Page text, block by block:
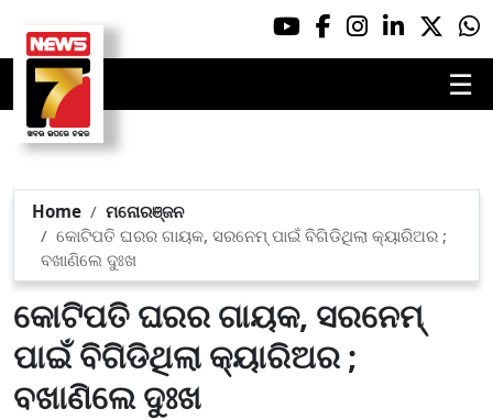
☰
Home
ମନୋରଞ୍ଜନ
କୋଟିପତି ଘରର ଗାୟକ, ସରନେମ୍ ପାଇଁ ବିଗିଡିଥିଲା କ୍ୟାରିଅର ;
ବଖାଣିଲେ ଦୁଃଖ
କୋଟିପତି ଘରର ଗାୟକ, ସରନେମ୍
ପାଇଁ ବିଗିଡିଥିଲା କ୍ୟାରିଅର ;
ବଖାଣିଲେ ଦୁଃଖ